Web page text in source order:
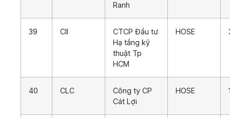
Ranh
39 CII
CTCP Đầu tư
Hạ tầng kỹ
thuật Tp
HCM
HOSE
40 CLC
Công ty CP
Cát Lợi
HOSE